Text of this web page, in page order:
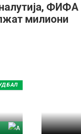
ФИФА
милиони